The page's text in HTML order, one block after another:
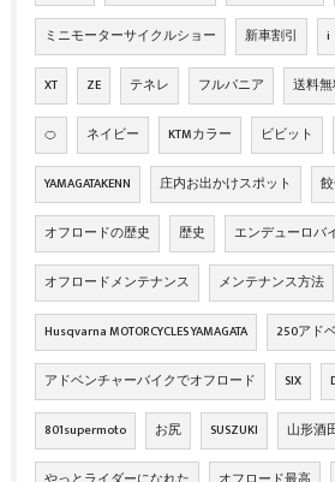
ミニモーターサイクルショー 新車割引 i
XT ZE テネレ フルパニア 送料
🍊 ネイビー KTMカラー ビビット
YAMAGATAKENN 庄内お出かけスポット
オフロードの歴史 歴史 エンデューロバ
オフロードメンテナンス メンテナンス方法
Husqvarna MOTORCYCLES YAMAGATA 250アド
アドベンチャーバイクでオフロード SIX
801supermoto お尻 SUSZUKI 山形酒